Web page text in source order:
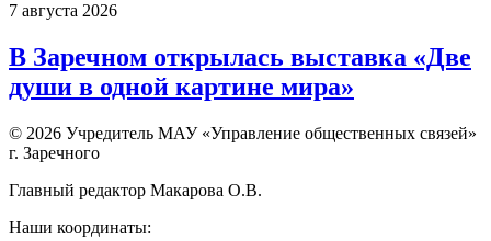
7 августа 2026
В Заречном открылась выставка «Две
души в одной картине мира»
© 2026 Учредитель МАУ «Управление общественных связей»
г. Заречного
Главный редактор Макарова О.В.
Наши координаты: